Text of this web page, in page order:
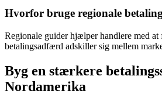
Hvorfor bruge regionale
Regionale guider hjælper handlere med at
betalingsadfærd adskiller sig mellem
Byg en stærkere
Nordamerika